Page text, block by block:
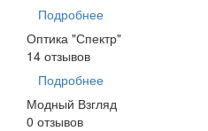
Подробнее
Оптика "Спектр"
14 отзывов
Подробнее
Модный Взгляд
0 отзывов